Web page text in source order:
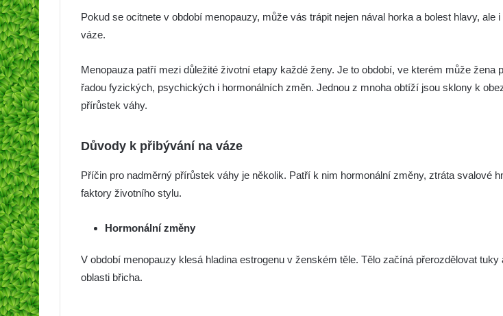
Pokud se ocitnete v období menopauzy, může vás trápit nejen nával horka a bolest hlavy, ale
váze.
Menopauza patří mezi důležité životní etapy každé ženy. Je to období, ve kterém může žena
řadou fyzických, psychických i hormonálních změn. Jednou z mnoha obtíží jsou sklony k
přírůstek váhy.
Důvody k přibývání na váze
Příčin pro nadměrný přírůstek váhy je několik. Patří k nim hormonální změny, ztráta svalové
faktory životního stylu.
Hormonální změny
V období menopauzy klesá hladina estrogenu v ženském těle. Tělo začíná přerozdělovat tuky
oblasti břicha.